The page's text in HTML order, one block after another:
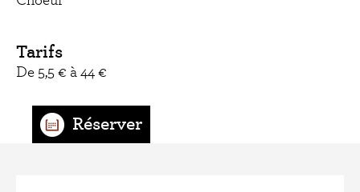
Tarifs
De 5,5 € à 44 €